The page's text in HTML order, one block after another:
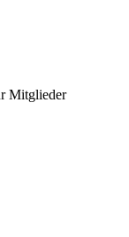
Mitglieder